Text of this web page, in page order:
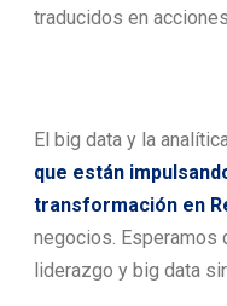
traducidos en
El big data y la
que están
transformación en
negocios. Esperamos
liderazgo y big data